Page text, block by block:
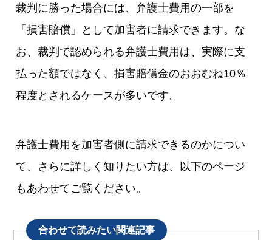
裁判に勝った場合には、弁護士費用の一部を
「損害賠償」として加害者に請求できます。な
お、裁判で認められる弁護士費用は、実際に支
払った額ではなく、損害賠償金のおおむね10％
程度とされるケースが多いです。
弁護士費用を加害者側に請求できるのかについ
て、さらに詳しく知りたい方は、以下のページ
もあわせてご覧ください。
合わせて読みたい関連記事